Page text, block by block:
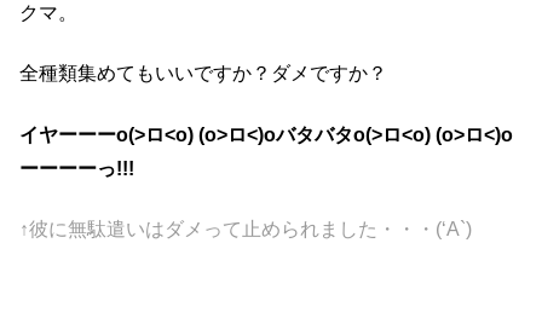
クマ。
全種類集めてもいいですか？ダメですか？
イヤーーーo(>ロ<o) (o>ロ<)oバタバタo(>ロ<o) (o>ロ<)o
ーーーーっ!!!
↑彼に無駄遣いはダメって止められました・・・(‘A`)